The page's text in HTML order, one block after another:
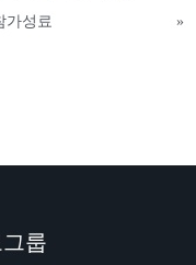
가성료
»
룹